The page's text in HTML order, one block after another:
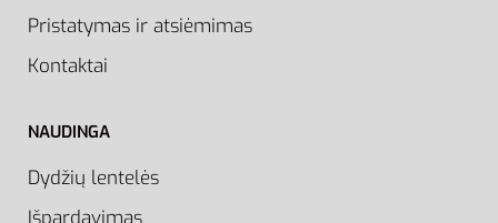
Pristatymas ir atsiėmimas
Kontaktai
NAUDINGA
Dydžių lentelės
Išpardavimas